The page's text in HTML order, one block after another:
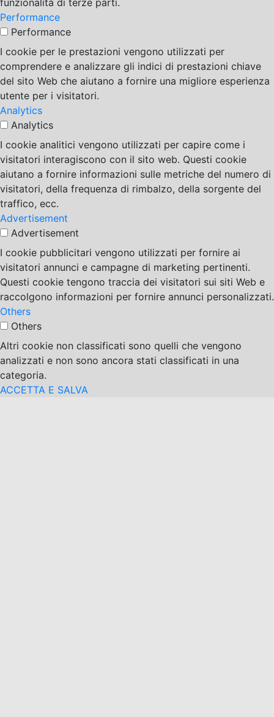
funzionalità di terze parti.
Performance
Performance
I cookie per le prestazioni vengono utilizzati per
comprendere e analizzare gli indici di prestazioni chiave
del sito Web che aiutano a fornire una migliore esperienza
utente per i visitatori.
Analytics
Analytics
I cookie analitici vengono utilizzati per capire come i
visitatori interagiscono con il sito web. Questi cookie
aiutano a fornire informazioni sulle metriche del numero di
visitatori, della frequenza di rimbalzo, della sorgente del
traffico, ecc.
Advertisement
Advertisement
I cookie pubblicitari vengono utilizzati per fornire ai
visitatori annunci e campagne di marketing pertinenti.
Questi cookie tengono traccia dei visitatori sui siti Web e
raccolgono informazioni per fornire annunci personalizzati.
Others
Others
Altri cookie non classificati sono quelli che vengono
analizzati e non sono ancora stati classificati in una
categoria.
ACCETTA E SALVA